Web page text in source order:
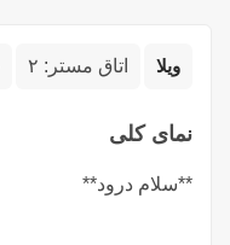
ویلا اتاق مستر: ۲
نمای کلی
**سلام درود**